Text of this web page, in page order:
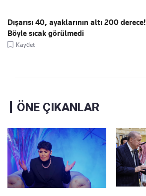
Dışarısı 40, ayaklarının altı 200 derece!
Böyle sıcak görülmedi
Kaydet
ÖNE ÇIKANLAR